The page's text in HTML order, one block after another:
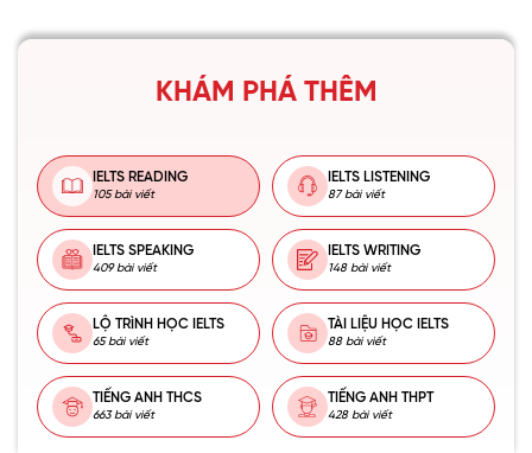
KHÁM PHÁ THÊM
IELTS READING
105 bài viết
IELTS LISTENING
87 bài viết
IELTS SPEAKING
409 bài viết
IELTS WRITING
148 bài viết
LỘ TRÌNH HỌC IELTS
65 bài viết
TÀI LIỆU HỌC IELTS
88 bài viết
TIẾNG ANH THCS
663 bài viết
TIẾNG ANH THPT
428 bài viết